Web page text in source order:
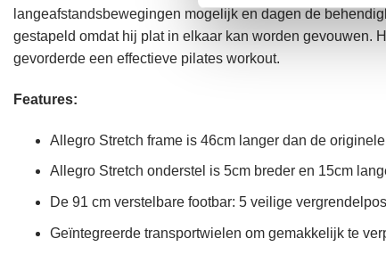
langeafstandsbewegingen mogelijk en dagen de
gestapeld omdat hij plat in elkaar kan worden gevouwen.
gevorderde een effectieve pilates workout.
Features:
Allegro Stretch frame is 46cm langer dan de
Allegro Stretch onderstel is 5cm breder en 15cm
De 91 cm verstelbare footbar: 5 veilige
Geïntegreerde transportwielen om gemakkelijk te